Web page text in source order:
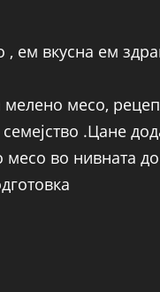
ем вкусна ем
месо,
.Цане
во нивната